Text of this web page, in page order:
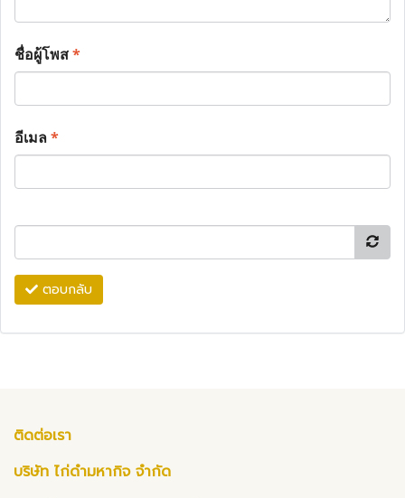
ชื่อผู้โพส*
อีเมล*
ตอบกลับ
ติดต่อเรา
บริษัท ไก่ดำมหากิจ จำกัด